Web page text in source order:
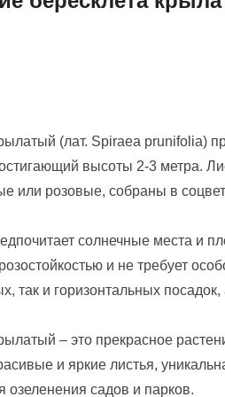
(лат. Spiraea prunifolia)
высоты 2-3 метра.
или розовые, собраны в
солнечные места и
и не требует
так и горизонтальных
– это прекрасное
и яркие листья,
озеленения садов и парков.